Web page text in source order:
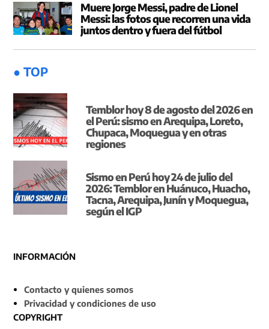
Muere Jorge Messi, padre de Lionel
Messi: las fotos que recorren una vida
juntos dentro y fuera del fútbol
● TOP
Temblor hoy 8 de agosto del 2026 en
el Perú: sismo en Arequipa, Loreto,
Chupaca, Moquegua y en otras
regiones
Sismo en Perú hoy 24 de julio del
2026: Temblor en Huánuco, Huacho,
Tacna, Arequipa, Junín y Moquegua,
según el IGP
INFORMACIÓN
Contacto y quienes somos
Privacidad y condiciones de uso
COPYRIGHT